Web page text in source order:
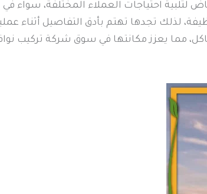
احتياجات العملاء المختلفة، سواء في
لذلك تجدها تهتم بأدق التفاصيل أثناء
مما يعزز مكانتها في سوق شركة تركيب